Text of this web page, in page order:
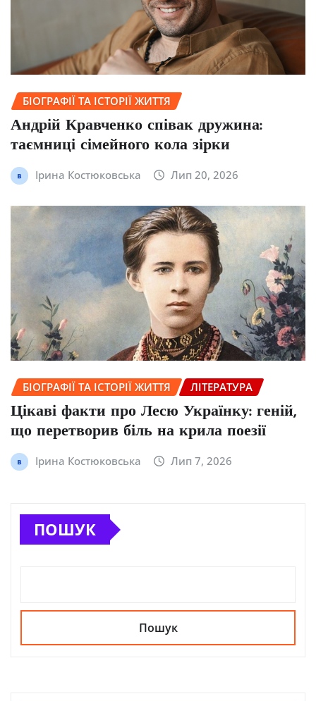
БІОГРАФІЇ ТА ІСТОРІЇ ЖИТТЯ
Андрій Кравченко співак дружина:
таємниці сімейного кола зірки
Ірина Костюковська Лип 20, 2026
БІОГРАФІЇ ТА ІСТОРІЇ ЖИТТЯ ЛІТЕРАТУРА
Цікаві факти про Лесю Українку: геній,
що перетворив біль на крила поезії
Ірина Костюковська Лип 7, 2026
ПОШУК
Пошук